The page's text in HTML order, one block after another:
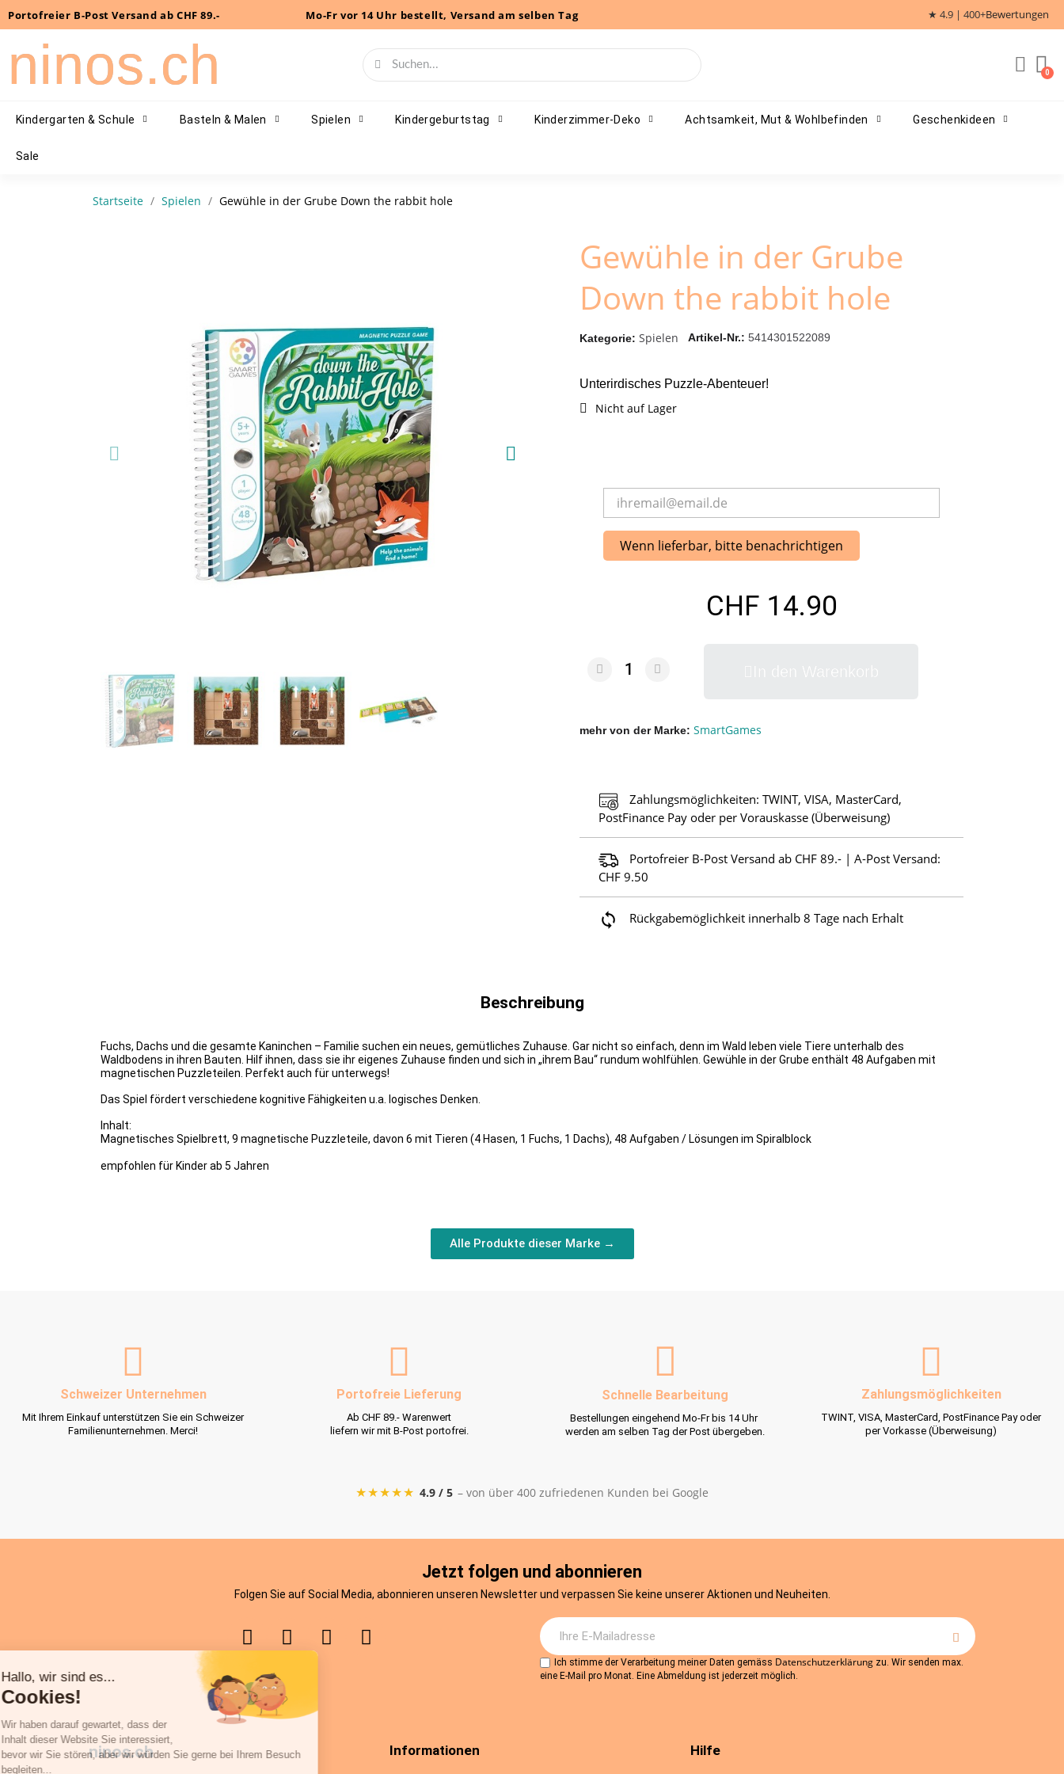
Portofreier B-Post Versand ab CHF 89.- Mo-Fr vor 14 Uhr bestellt, Versand am selben Tag ★ 4.9 | 400+Bewertungen
ninos.ch
Kindergarten & Schule Basteln & Malen Spielen Kindergeburtstag Kinderzimmer-Deko Achtsamkeit, Mut & Wohlbefinden Geschenkideen
Sale
Startseite Spielen Gewühle in der Grube Down the rabbit hole
Gewühle in der Grube
Down the rabbit hole
Kategorie Spielen Artikel-Nr. 5414301522089
Unterirdisches Puzzle-Abenteuer!
Nicht auf Lager
Wenn lieferbar, bitte benachrichtigen
CHF 14.90
mehr von der Marke SmartGames
Zahlungsmöglichkeiten: TWINT, VISA, MasterCard,
PostFinance Pay oder per Vorauskasse (Überweisung)
Portofreier B-Post Versand ab CHF 89.- | A-Post Versand:
CHF 9.50
Rückgabemöglichkeit innerhalb 8 Tage nach Erhalt
Beschreibung
Fuchs, Dachs und die gesamte Kaninchen – Familie suchen ein neues, gemütliches Zuhause. Gar nicht so einfach, denn im Wald leben viele Tiere unterhalb des
Waldbodens in ihren Bauten. Hilf ihnen, dass sie ihr eigenes Zuhause finden und sich in „ihrem Bau“ rundum wohlfühlen. Gewühle in der Grube enthält 48 Aufgaben mit
magnetischen Puzzleteilen. Perfekt auch für unterwegs!
Das Spiel fördert verschiedene kognitive Fähigkeiten u.a. logisches Denken.
Inhalt:
Magnetisches Spielbrett, 9 magnetische Puzzleteile, davon 6 mit Tieren (4 Hasen, 1 Fuchs, 1 Dachs), 48 Aufgaben / Lösungen im Spiralblock
empfohlen für Kinder ab 5 Jahren
Alle Produkte dieser Marke →
Schweizer Unternehmen
Mit Ihrem Einkauf unterstützen Sie ein Schweizer
Familienunternehmen. Merci!
Portofreie Lieferung
Ab CHF 89.- Warenwert
liefern wir mit B-Post portofrei.
Schnelle Bearbeitung
Bestellungen eingehend Mo-Fr bis 14 Uhr
werden am selben Tag der Post übergeben.
Zahlungsmöglichkeiten
TWINT, VISA, MasterCard, PostFinance Pay oder
per Vorkasse (Überweisung)
★★★★★ 4.9 / 5 – von über 400 zufriedenen Kunden bei Google
Jetzt folgen und abonnieren
Folgen Sie auf Social Media, abonnieren unseren Newsletter und verpassen Sie keine unserer Aktionen und Neuheiten.
Ich stimme der Verarbeitung meiner Daten gemäss Datenschutzerklärung zu. Wir senden max.
eine E-Mail pro Monat. Eine Abmeldung ist jederzeit möglich.
ninos.ch Informationen Hilfe